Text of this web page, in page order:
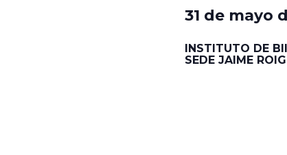
31 de mayo
INSTITUTO DE
SEDE JAIME ROIG